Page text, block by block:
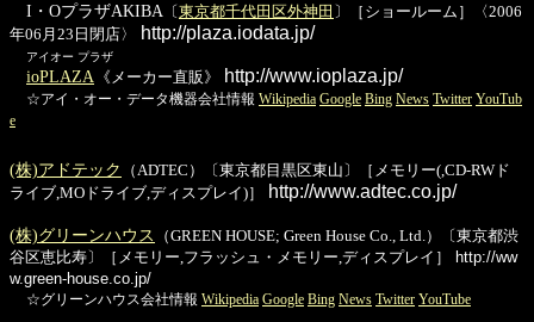
I・OプラザAKIBA 〔 東京都千代田区外神田 〕［ショールーム］〈2006
年06月23日閉店〉
http://plaza.iodata.jp/
アイオー プラザ
ioPLAZA 《メーカー直販》 http://www.ioplaza.jp/
☆アイ・オー・データ機器会社情報 Wikipedia Google Bing News Twitter YouTub
e
(株)アドテック
（ADTEC）〔東京都目黒区東山〕［メモリー(,CD-RWド
ライブ,MOドライブ,ディスプレイ)］
http://www.adtec.co.jp/
(株)グリーンハウス
（GREEN HOUSE; Green House Co., Ltd.）〔東京都渋
谷区恵比寿〕［メモリー,フラッシュ・メモリー,ディスプレイ］
http://ww
w.green-house.co.jp/
☆グリーンハウス会社情報 Wikipedia Google Bing News Twitter YouTube